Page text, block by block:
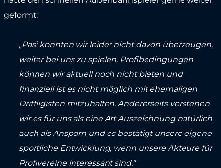
geformt:
„Pasi konnten wir leider nicht davon überzeugen,
weiter bei uns zu spielen. Profibedingungen
können wir aktuell noch nicht bieten und
finanziell ist es nicht möglich mit ehemaligen
Drittligisten mitzuhalten. Andererseits verstehen
wir es für uns als eine Art Auszeichnung natürlich
auch als Ansporn und es bestätigt unsere eigene
sportliche Entwicklung, wenn unsere Akteure für
Profivereine interessant sind."